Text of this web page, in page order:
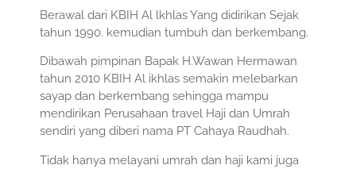
Berawal dari KBIH Al lkhlas Yang didirikan Sejak
tahun 1990. kemudian tumbuh dan berkembang.
Dibawah pimpinan Bapak H.Wawan Hermawan
tahun 2010 KBIH Al ikhlas semakin melebarkan
sayap dan berkembang sehingga mampu
mendirikan Perusahaan travel Haji dan Umrah
sendiri yang diberi nama PT Cahaya Raudhah.
Tidak hanya melayani umrah dan haji kami juga